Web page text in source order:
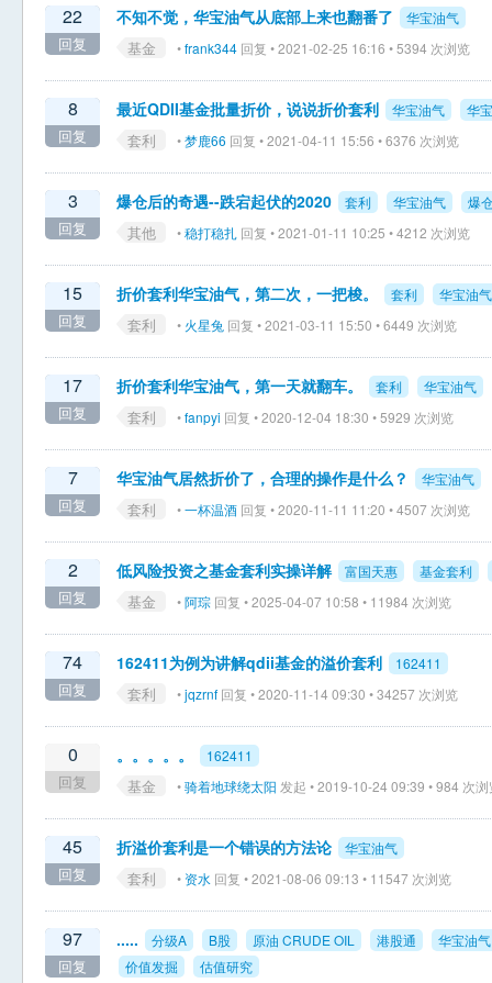
22
回复
不知不觉，华宝油气从底部上来也翻番了 华宝油气
基金 •frank344 回复 • 2021-02-25 16:16 • 5394 次浏览
8
回复
最近QDII基金批量折价，说说折价套利 华宝油气 华
套利 •梦鹿66 回复 • 2021-04-11 15:56 • 6376 次浏览
3
回复
爆仓后的奇遇--跌宕起伏的2020 套利 华宝油气 爆
其他 •稳打稳扎 回复 • 2021-01-11 10:25 • 4212 次浏览
15
回复
折价套利华宝油气，第二次，一把梭。 套利 华宝油气
套利 • 火星兔 回复 • 2021-03-11 15:50 • 6449 次浏览
17
回复
折价套利华宝油气，第一天就翻车。 套利 华宝油气
套利 •fanpyi 回复 • 2020-12-04 18:30 • 5929 次浏览
7
回复
华宝油气居然折价了，合理的操作是什么？ 华宝油气
套利 •一杯温酒 回复 • 2020-11-11 11:20 • 4507 次浏览
2
回复
低风险投资之基金套利实操详解 富国天惠 基金套利
基金 •阿琮 回复 • 2025-04-07 10:58 • 11984 次浏览
74
回复
162411为例为讲解qdii基金的溢价套利 162411
套利 •jqzrnf 回复 • 2020-11-14 09:30 • 34257 次浏览
0
回复
。。。。。 162411
基金 •骑着地球绕太阳 发起 • 2019-10-24 09:39 • 984 次浏
45
回复
折溢价套利是一个错误的方法论 华宝油气
套利 • 资水 回复 • 2021-08-06 09:13 • 11547 次浏览
97
回复
..... 分级A B股 原油 CRUDE OIL 港股通
华宝油气
价值发掘
估值研究